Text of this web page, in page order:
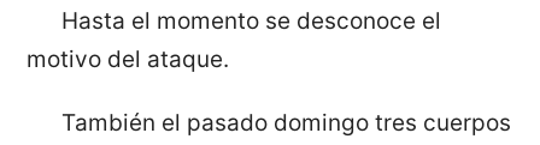
Hasta el momento se desconoce el
motivo del ataque.
También el pasado domingo tres cuerpos